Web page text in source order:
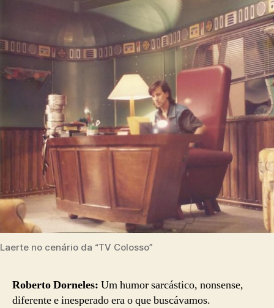
Laerte no cenário da “TV Colosso”
Roberto Dorneles: Um humor sarcástico, nonsense,
diferente e inesperado era o que buscávamos.